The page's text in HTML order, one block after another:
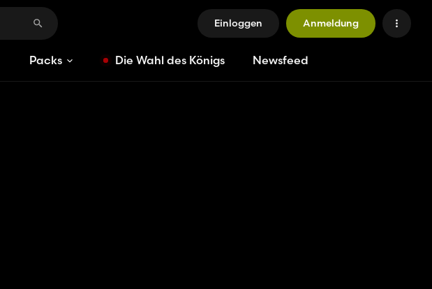
Einloggen Anmeldung
Packs Die Wahl des Königs Newsfeed